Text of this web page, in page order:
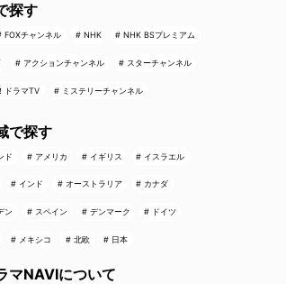
探す
FOXチャンネル NHK NHK BSプレミアム
アクションチャンネル スターチャンネル
ドラマTV ミステリーチャンネル
で探す
ド アメリカ イギリス イスラエル
インド オーストラリア カナダ
ン スペイン デンマーク ドイツ
メキシコ 北欧 日本
マNAVIについて